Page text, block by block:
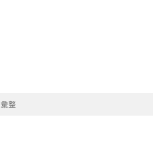
彙整